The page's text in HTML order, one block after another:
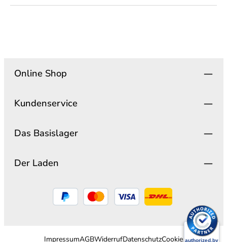
Online Shop
Kundenservice
Das Basislager
Der Laden
ImpressumAGBWiderrufDatenschutzCookie